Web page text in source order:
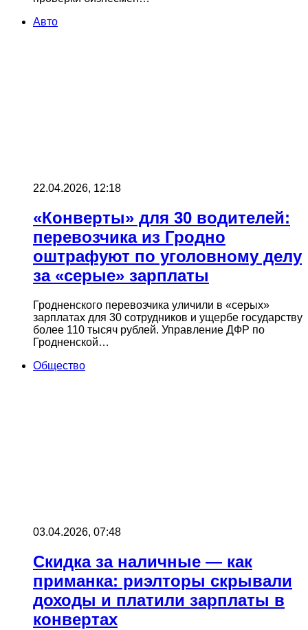
Авто
22.04.2026, 12:18
«Конверты» для 30 водителей:
перевозчика из Гродно
оштрафуют по уголовному делу
за «серые» зарплаты
Гродненского перевозчика уличили в «серых»
зарплатах для 30 сотрудников и ущербе государству
более 110 тысяч рублей. Управление ДФР по
Гродненской…
Общество
03.04.2026, 07:48
Скидка за наличные — как
приманка: риэлторы скрывали
доходы и платили зарплаты в
конвертах